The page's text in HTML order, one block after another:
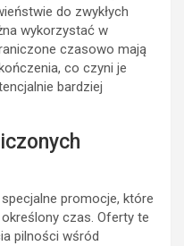
do zwykłych
wykorzystać w
czasowo mają
co czyni je
bardziej
promocje, które
czas. Oferty te
pilności wśród